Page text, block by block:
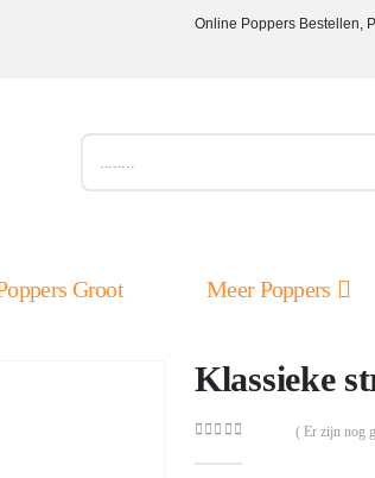
Online Poppers Bestellen,
Groot Meer Poppers
Klassieke
( Er zijn nog